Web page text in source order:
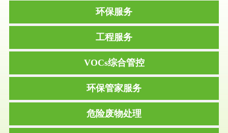
环保服务
工程服务
VOCs综合管控
环保管家服务
危险废物处理